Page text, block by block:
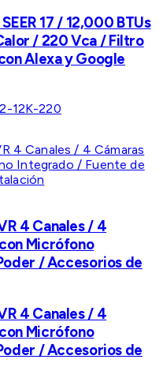
17 / 12,000 BTUs
/ 220 Vca / Filtro
Alexa y Google
12K-220
4 Canales / 4
Micrófono
/ Accesorios de
4 Canales / 4
Micrófono
/ Accesorios de